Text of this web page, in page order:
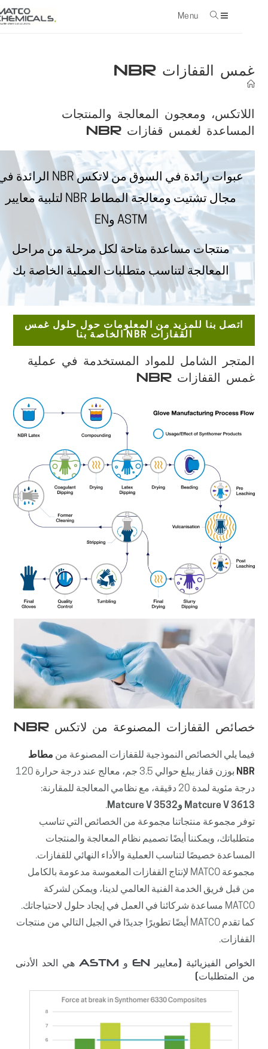
Menu
غمس القفازات NBR
اللاتكس، ومعجون المعالجة والمنتجات
المساعدةلغمس قفازاتNBR
عبوات رائدة في السوق من لاتكس NBR الرائدة في
مجال تشتيت ومعالجة المطاط NBR لتلبية معايير
ASTM وEN
منتجات مساعدة متاحة لكل مرحلة من مراحل
المعالجة لتناسب متطلبات العملية الخاصة بك
اتصل بنا للمزيد من المعلومات حول حلول غمس
القفازات NBR الخاصة بنا
المتجر الشامل للمواد المستخدمة في عملية
غمس القفازات NBR
خصائص القفازات المصنوعة منلاتكس NBR
فيما يلي الخصائص النموذجية للقفازات المصنوعة منمطاط
NBR
بوزن قفاز يبلغ حوالي 3.5 جم، معالج عند درجة حرارة 120
درجة مئوية لمدة 20 دقيقة، مع نظامي المعالجة للمقارنة:
Matcure V 3613وMatcure V 3532
.
توفر مجموعة منتجاتنا مجموعة من الخصائص التي تناسب
متطلباتك، ويمكننا أيضًا تصميم نظام المعالجة والمنتجات
المساعدة خصيصًا لتناسب العملية والأداء النهائي للقفازات.
مجموعة MATCO لإنتاج القفازات المغموسة مدعومة بالكامل
من قبل فريق الخدمة الفنية العالمي لدينا، ويمكن لشركة
MATCO مساعدة شركائنا في العمل في إيجاد حلول لاحتياجاتك.
كما تقدم MATCO أيضًا تطويرًا جديدًا في الجيل التالي من منتجات
القفازات.
الخواص الفيزيائية (معايير EN و ASTM هي الحد الأدنى
من المتطلبات)